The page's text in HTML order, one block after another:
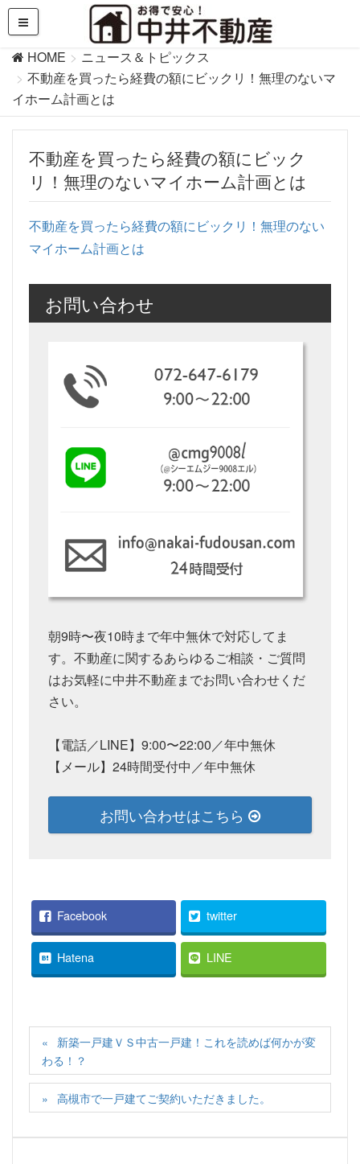
HOME
ニュース＆トピックス
不動産を買ったら経費の額にビックリ！無理のないマ
イホーム計画とは
不動産を買ったら経費の額にビック
リ！無理のないマイホーム計画とは
不動産を買ったら経費の額にビックリ！無理のない
マイホーム計画とは
お問い合わせ
朝9時〜夜10時まで年中無休で対応してま
す。不動産に関するあらゆるご相談・ご質問
はお気軽に中井不動産までお問い合わせくだ
さい。
【電話／LINE】9:00〜22:00／年中無休
【メール】24時間受付中／年中無休
お問い合わせはこちら
Facebook twitter
Hatena LINE
新築一戸建ＶＳ中古一戸建！これを読めば何かが変
わる！？
高槻市で一戸建てご契約いただきました。